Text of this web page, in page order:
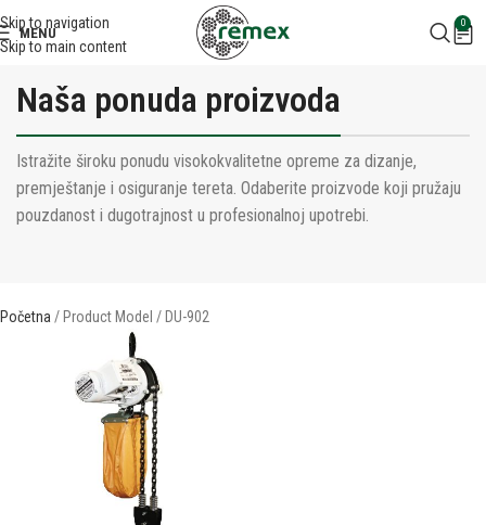
Skip to navigation
Skip to main content
MENU
0
Naša ponuda proizvoda
Istražite široku ponudu visokokvalitetne opreme za dizanje,
premještanje i osiguranje tereta. Odaberite proizvode koji pružaju
pouzdanost i dugotrajnost u profesionalnoj upotrebi.
Početna Product Model DU-902